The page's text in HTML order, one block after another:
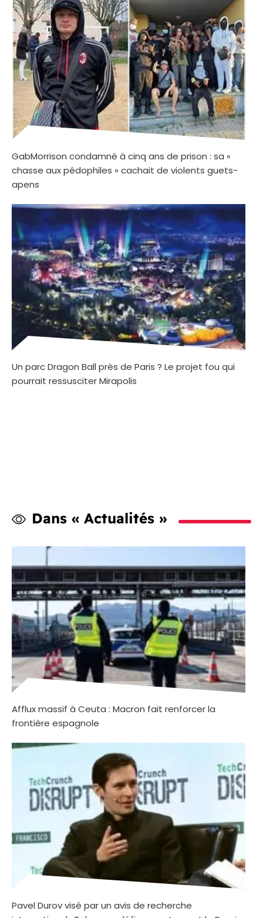
GabMorrison condamné à cinq ans de prison : sa «
chasse aux pédophiles » cachait de violents guets-
apens
Un parc Dragon Ball près de Paris ? Le projet fou qui
pourrait ressusciter Mirapolis
Dans « Actualités »
Afflux massif à Ceuta : Macron fait renforcer la
frontière espagnole
Pavel Durov visé par un avis de recherche